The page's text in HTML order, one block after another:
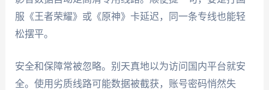
服《王者荣耀》或《原神》卡延迟，同一条专线也能轻
松摆平。
安全和保障常被忽略。别天真地以为访问国内平台就安
全。使用劣质线路可能数据被截获，账号密码悄然失